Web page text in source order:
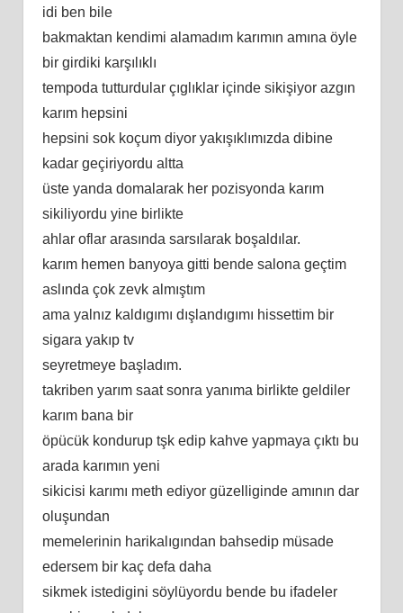
idi ben bile
bakmaktan kendimi alamadım karımın amına öyle
bir girdiki karşılıklı
tempoda tutturdular çıglıklar içinde sikişiyor azgın
karım hepsini
hepsini sok koçum diyor yakışıklımızda dibine
kadar geçiriyordu altta
üste yanda domalarak her pozisyonda karım
sikiliyordu yine birlikte
ahlar oflar arasında sarsılarak boşaldılar.
karım hemen banyoya gitti bende salona geçtim
aslında çok zevk almıştım
ama yalnız kaldıgımı dışlandıgımı hissettim bir
sigara yakıp tv
seyretmeye başladım.
takriben yarım saat sonra yanıma birlikte geldiler
karım bana bir
öpücük kondurup tşk edip kahve yapmaya çıktı bu
arada karımın yeni
sikicisi karımı meth ediyor güzelliginde amının dar
oluşundan
memelerinin harikalıgından bahsedip müsade
edersem bir kaç defa daha
sikmek istedigini söylüyordu bende bu ifadeler